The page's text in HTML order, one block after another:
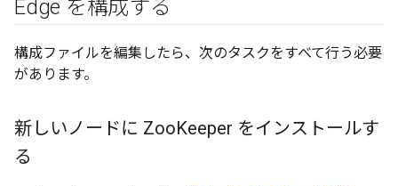
Edge を構成する
構成ファイルを編集したら、次のタスクをすべて行う必要
があります。
新しいノードに ZooKeeper をインストールす
る